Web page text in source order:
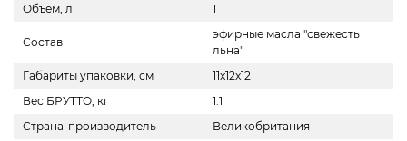
Объем, л
1
Состав
эфирные масла "свежесть
льна"
Габариты упаковки, см
11x12x12
Вес БРУТТО, кг
1.1
Страна-производитель
Великобритания